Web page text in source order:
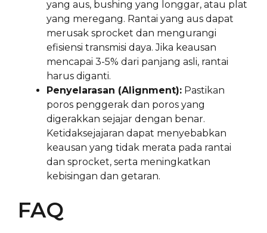
yang aus, bushing yang longgar, atau plat
yang meregang. Rantai yang aus dapat
merusak sprocket dan mengurangi
efisiensi transmisi daya. Jika keausan
mencapai 3-5% dari panjang asli, rantai
harus diganti.
Penyelarasan (Alignment): Pastikan
poros penggerak dan poros yang
digerakkan sejajar dengan benar.
Ketidaksejajaran dapat menyebabkan
keausan yang tidak merata pada rantai
dan sprocket, serta meningkatkan
kebisingan dan getaran.
FAQ